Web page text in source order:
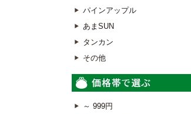
パインアップル
あまSUN
タンカン
その他
～ 999円